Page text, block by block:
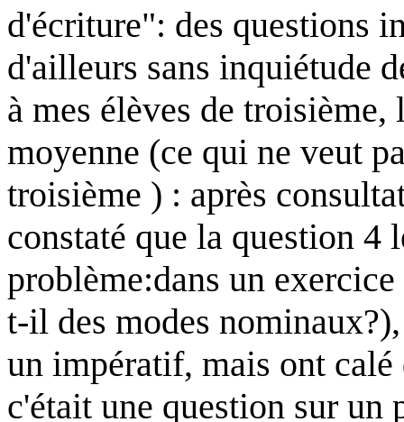
d'écriture": des questions
d'ailleurs sans inquiétude
à mes élèves de
moyenne (ce qui ne veut
troisième ) : après
constaté que la question 4
problème:dans un
t-il des modes
un impératif, mais ont
c'était une question sur